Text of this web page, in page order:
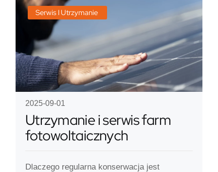
Serwis I Utrzymanie
2025-09-01
Utrzymanie i serwis farm
fotowoltaicznych
Dlaczego regularna konserwacja jest